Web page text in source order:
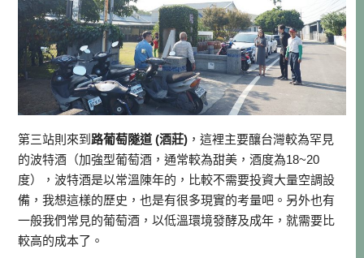
第三站則來到 路葡萄隧道 (酒莊) ，這裡主要釀台灣較為罕見
的波特酒（加強型葡萄酒，通常較為甜美，酒度為18~20
度），波特酒是以常溫陳年的，比較不需要投資大量空調設
備，我想這樣的歷史，也是有很多現實的考量吧。另外也有
一般我們常見的葡萄酒，以低溫環境發酵及成年，就需要比
較高的成本了。